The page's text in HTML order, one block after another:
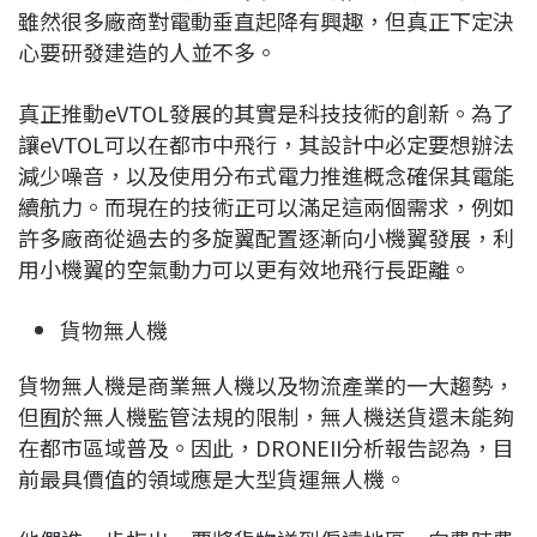
雖然很多廠商對電動垂直起降有興趣，但真正下定決
心要研發建造的人並不多。
真正推動eVTOL發展的其實是科技技術的創新。為了
讓eVTOL可以在都市中飛行，其設計中必定要想辦法
減少噪音，以及使用分布式電力推進概念確保其電能
續航力。而現在的技術正可以滿足這兩個需求，例如
許多廠商從過去的多旋翼配置逐漸向小機翼發展，利
用小機翼的空氣動力可以更有效地飛行長距離。
貨物無人機
貨物無人機是商業無人機以及物流產業的一大趨勢，
但囿於無人機監管法規的限制，無人機送貨還未能夠
在都市區域普及。因此，DRONEII分析報告認為，目
前最具價值的領域應是大型貨運無人機。